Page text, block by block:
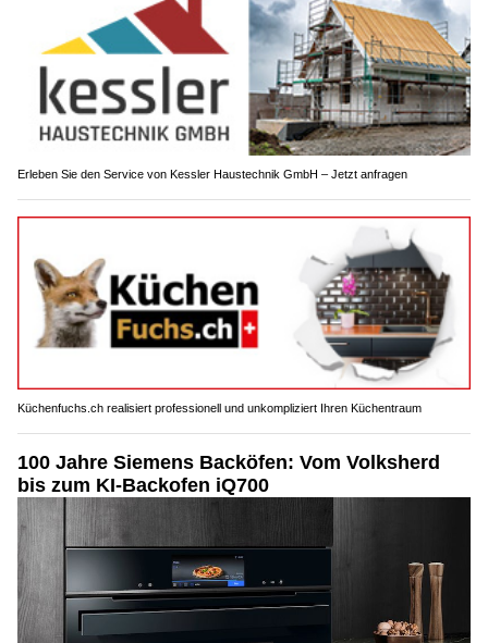
Erleben Sie den Service von Kessler Haustechnik GmbH – Jetzt anfragen
Küchenfuchs.ch realisiert professionell und unkompliziert Ihren Küchentraum
100 Jahre Siemens Backöfen: Vom Volksherd
bis zum KI-Backofen iQ700